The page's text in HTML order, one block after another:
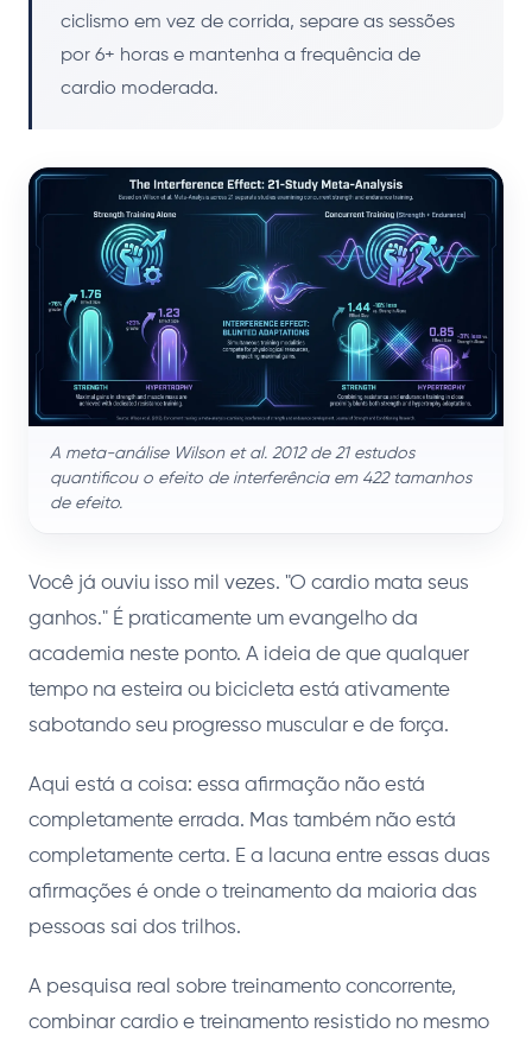
ciclismo em vez de corrida, separe as sessões
por 6+ horas e mantenha a frequência de
cardio moderada.
A meta-análise Wilson et al. 2012 de 21 estudos
quantificou o efeito de interferência em 422 tamanhos
de efeito.
Você já ouviu isso mil vezes. "O cardio mata seus
ganhos." É praticamente um evangelho da
academia neste ponto. A ideia de que qualquer
tempo na esteira ou bicicleta está ativamente
sabotando seu progresso muscular e de força.
Aqui está a coisa: essa afirmação não está
completamente errada. Mas também não está
completamente certa. E a lacuna entre essas duas
afirmações é onde o treinamento da maioria das
pessoas sai dos trilhos.
A pesquisa real sobre treinamento concorrente,
combinar cardio e treinamento resistido no mesmo